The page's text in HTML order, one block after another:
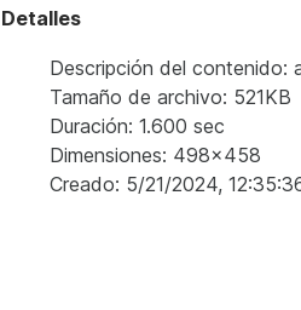
Detalles
Descripción del contenido:
Tamaño de archivo: 521KB
Duración: 1.600 sec
Dimensiones: 498x458
Creado: 5/21/2024,